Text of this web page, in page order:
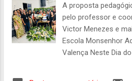
entrou em operação,
fábrica praticamente
capacidade original,
A proposta
pelo professor e
Victor Menezes e
Escola Monsenhor
Valença Neste Dia